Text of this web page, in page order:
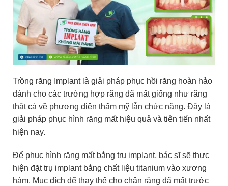
Trồng răng Implant là giải pháp phục hồi răng hoàn hảo
dành cho các trường hợp răng đã mất giống như răng
thật cả về phương diện thẩm mỹ lẫn chức năng. Đây là
giải pháp phục hình răng mất hiệu quả và tiên tiến nhất
hiện nay.
Để phục hình răng mất bằng trụ implant, bác sĩ sẽ thực
hiện đặt trụ implant bằng chất liệu titanium vào xương
hàm. Mục đích để thay thế cho chân răng đã mất trước